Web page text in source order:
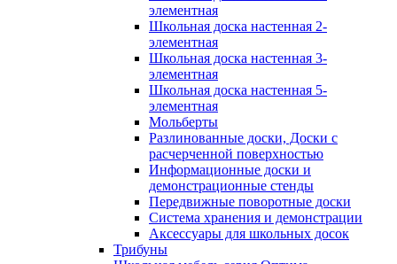
элементная
Школьная доска настенная 2-
элементная
Школьная доска настенная 3-
элементная
Школьная доска настенная 5-
элементная
Мольберты
Разлинованные доски, Доски с
расчерченной поверхностью
Информационные доски и
демонстрационные стенды
Передвижные поворотные доски
Система хранения и демонстрации
Аксессуары для школьных досок
Трибуны